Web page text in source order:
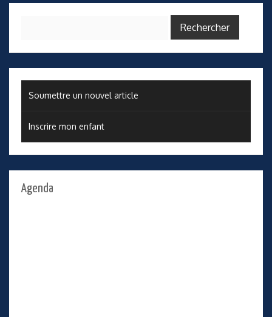
Soumettre un nouvel article
Inscrire mon enfant
Agenda